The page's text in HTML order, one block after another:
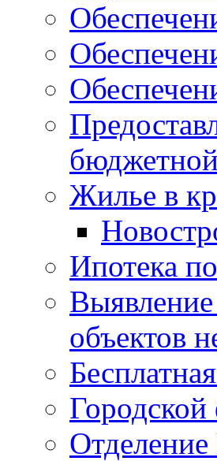
Жилье в
Ипотека
Выявление
объектов